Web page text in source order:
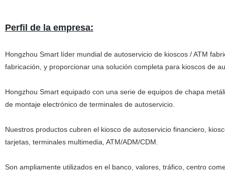
Perfil de la empresa:
Hongzhou Smart líder mundial de autoservicio de kioscos / ATM
fabricación, y proporcionar una solución completa para kioscos de
Hongzhou Smart equipado con una serie de equipos de chapa
de montaje electrónico de terminales de autoservicio.
Nuestros productos cubren el kiosco de autoservicio financiero,
tarjetas, terminales multimedia, ATM/ADM/CDM.
Son ampliamente utilizados en el banco, valores, tráfico, centro